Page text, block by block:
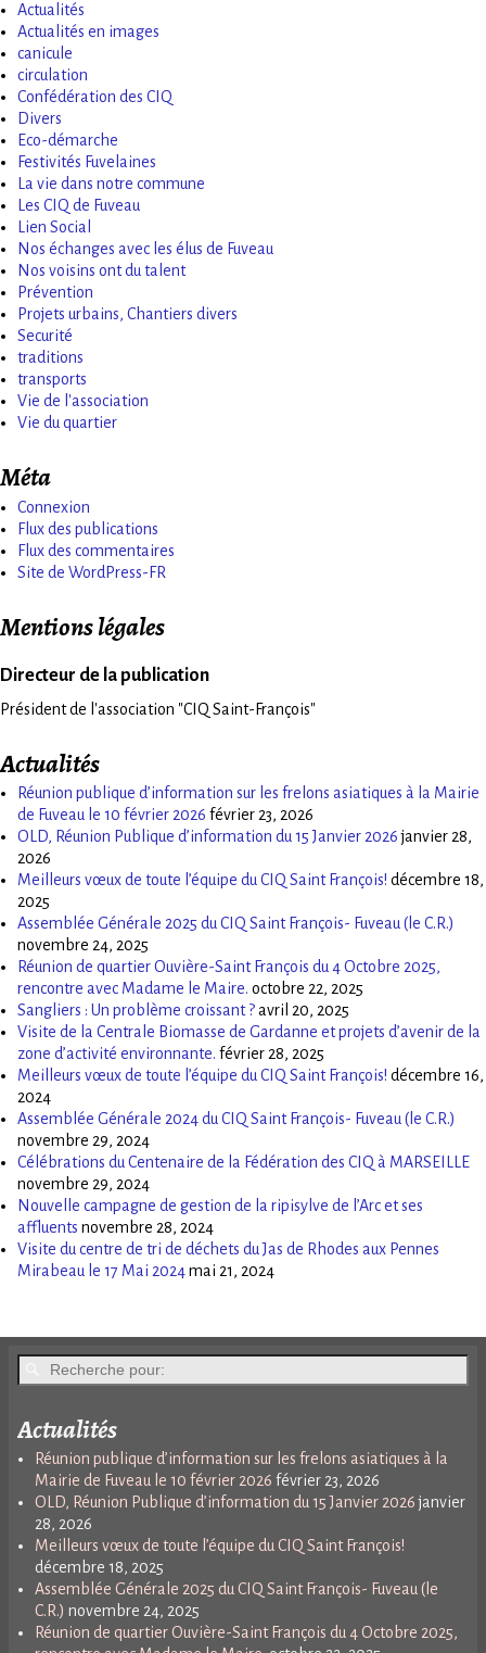
Actualités
Actualités en images
canicule
circulation
Confédération des CIQ
Divers
Eco-démarche
Festivités Fuvelaines
La vie dans notre commune
Les CIQ de Fuveau
Lien Social
Nos échanges avec les élus de Fuveau
Nos voisins ont du talent
Prévention
Projets urbains, Chantiers divers
Securité
traditions
transports
Vie de l'association
Vie du quartier
Méta
Connexion
Flux des publications
Flux des commentaires
Site de WordPress-FR
Mentions légales
Directeur de la publication
Président de l'association "CIQ Saint-François"
Actualités
Réunion publique d’information sur les frelons asiatiques à la Mairie
de Fuveau le 10 février 2026 février 23, 2026
OLD, Réunion Publique d’information du 15 Janvier 2026 janvier 28,
2026
Meilleurs vœux de toute l’équipe du CIQ Saint François! décembre 18,
2025
Assemblée Générale 2025 du CIQ Saint François- Fuveau (le C.R.)
novembre 24, 2025
Réunion de quartier Ouvière-Saint François du 4 Octobre 2025,
rencontre avec Madame le Maire. octobre 22, 2025
Sangliers : Un problème croissant ?avril 20, 2025
Visite de la Centrale Biomasse de Gardanne et projets d’avenir de la
zone d’activité environnante. février 28, 2025
Meilleurs vœux de toute l’équipe du CIQ Saint François! décembre 16,
2024
Assemblée Générale 2024 du CIQ Saint François- Fuveau (le C.R.)
novembre 29, 2024
Célébrations du Centenaire de la Fédération des CIQ à MARSEILLE
novembre 29, 2024
Nouvelle campagne de gestion de la ripisylve de l’Arc et ses
affluents novembre 28, 2024
Visite du centre de tri de déchets du Jas de Rhodes aux Pennes
Mirabeau le 17 Mai 2024mai 21, 2024
Actualités
Réunion publique d’information sur les frelons asiatiques à la
Mairie de Fuveau le 10 février 2026 février 23, 2026
OLD, Réunion Publique d’information du 15 Janvier 2026 janvier
28, 2026
Meilleurs vœux de toute l’équipe du CIQ Saint François!
décembre 18, 2025
Assemblée Générale 2025 du CIQ Saint François- Fuveau (le
C.R.) novembre 24, 2025
Réunion de quartier Ouvière-Saint François du 4 Octobre 2025,